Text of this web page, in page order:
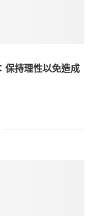
持理性以免造成